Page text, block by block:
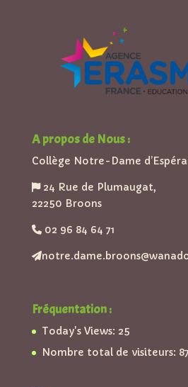
A propos de Nous :
Collège Notre-Dame
24 Rue de Plumaugat,
22250 Broons
02 96 84 64 71
Fréquentation :
Today's Views: 25
Nombre total de visiteurs: